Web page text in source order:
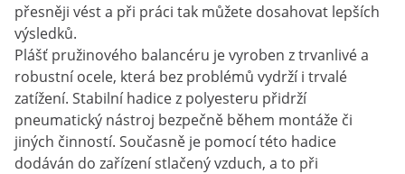
přesněji vést a při práci tak můžete dosahovat lepších
výsledků.
Plášť pružinového balancéru je vyroben z trvanlivé a
robustní ocele, která bez problémů vydrží i trvalé
zatížení. Stabilní hadice z polyesteru přidrží
pneumatický nástroj bezpečně během montáže či
jiných činností. Současně je pomocí této hadice
dodáván do zařízení stlačený vzduch, a to při